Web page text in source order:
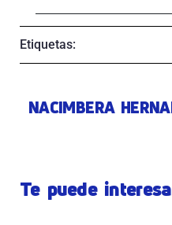
Etiquetas:
NACIMBERA
Te puede